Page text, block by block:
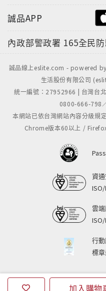
加入購物
誠品APP
內政部警政署 165全民
誠品線上eslite.com - powered
生活股份有限公司
統一編號：27952966 | 台灣台
0800-666-798
本網站已依台灣網站內容分級規
Chrome版本60以上 /
資
雲
行
標